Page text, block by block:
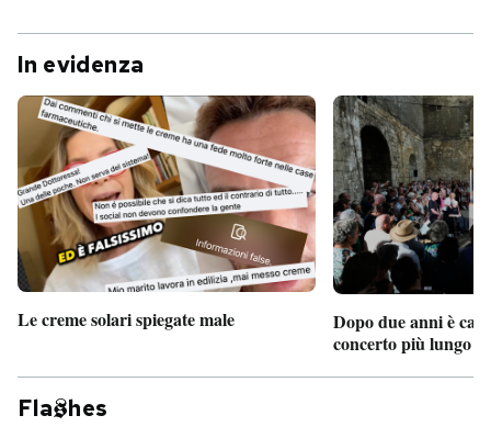
SHOP
CALENDARIO
AREA PERSONALE
In evidenza
Le creme solari spiegate male
Dopo due anni è
concerto più lungo
Fla hes